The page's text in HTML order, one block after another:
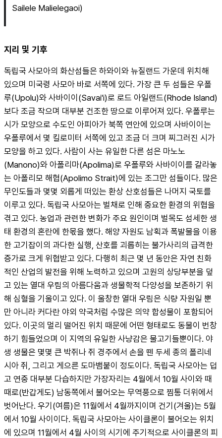
Sailele Malielegaoi)
지리 및 기후
독립국 사모아의 화산섬들은 하와이와 뉴질랜드 가운데 위치해
있으며 미국령 사모아 바로 서쪽에 있다. 가장 큰 두 섬들은 우폴
루(Upolu)와 사바이이(Savai'i)로 로드 아일랜드(Rhode Island)
보다 조금 작으며 대부분 건조한 땅으로 이루어져 있다. 우폴루는
시가 모양으로 수도인 아피아가 북쪽 연안에 있으며 사바이이는
우폴루에서 몇 킬로미터 서쪽에 있고 조금 더 크며 찌그러진 시가
모양을 하고 있다. 사람이 사는 유일한 다른 섬은 마노노
(Manono)와 아폴리마(Apolima)로 우폴루와 사바이이를 갈라놓
는 아폴리모 해협(Apolimo Strait)에 있는 조그만 섬들이다. 많은
무인도들과 몇몇 외롭게 떠있는 환상 산호섬들은 나머지 국토를
이루고 있다. 독립국 사모아는 벌채로 인해 중요한 환경의 위협을
겪고 있다. 농업과 관련한 변화가 주요 원인이며 벌목도 섬세한 생
태 환경의 혼란에 한몫을 했다. 해양 자원도 남획과 폭발물을 이용
한 고기잡이의 과다한 실행, 산호를 괴롭히는 불가사리의 급격한
증가로 크게 위협받고 있다. 다행히 최근 몇 년 동안은 자연 친화
적인 산업의 발전을 위해 노력하고 있으며 고원의 상당부분을 덮
고 있는 열대 우림의 아름다움과 생물학적 다양성을 보존하기 위
해 심혈을 기울이고 있다. 이 울창한 열대 우림은 식량 자원일 뿐
만 아니라 커다란 야외 약국처럼 수많은 의약 합성물이 포함되어
있다. 이곳의 멀리 떨어진 위치 때문에 어떤 형태로도 동물이 번창
하기 힘들었으며 이 지역의 유일한 사냥감은 물고기들뿐이다. 야
생 생물은 몇몇 큰 박쥐나 쥐 경주에서 손을 뗀 두세 종의 폴리네
시아 쥐, 그리고 게으른 도마뱀붙이 정도이다. 독립국 사모아는 덥
고 연중 대부분 다습하지만 가장자리는 4월에서 10월 사이와 때
때로(반갑게도) 남동쪽에서 불어오는 무역풍으로 찜통 더위에서
벗어난다. 우기(여름)은 11월에서 4월까지이며 건기(겨울)는 5월
에서 10월 사이이다. 독립국 사모아는 사이클론이 불어오는 위치
에 있으며 11월에서 4월 사이의 시기에 주기적으로 사이클론의 피